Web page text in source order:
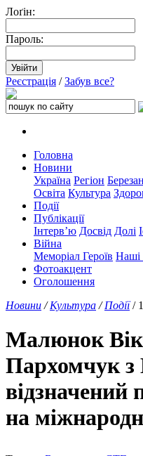
Лоґін:
Пароль:
Реєстрація /Забув все?
Головна
Новини
Україна Регіон
Освіта Культура
Події
Публікації
Інтерв’ю Досвід Долі
Війна
Меморіал Героїв Наші
Фотоакцент
Оголошення
Новини /Культура /Події/
Малюнок
Пархомчук з
на